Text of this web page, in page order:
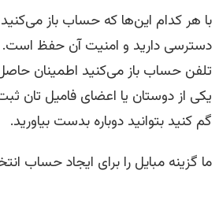
با هر کدام این‌ها که حساب باز
دسترسی دارید و امنیت آن حفظ است.
تلفن حساب باز می‌کنید اطمینان
یکی از دوستان یا اعضای فامیل تان
گم کنید بتوانید دوباره بدست بیاورید.
ما گزینه مبایل را برای ایجاد حساب